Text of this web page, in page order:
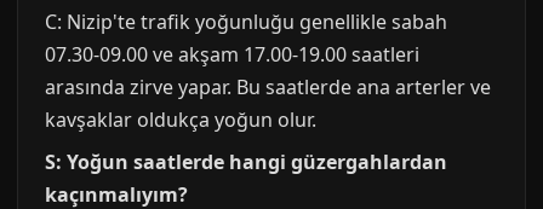
C: Nizip'te trafik yoğunluğu genellikle sabah
07.30-09.00 ve akşam 17.00-19.00 saatleri
arasında zirve yapar. Bu saatlerde ana arterler ve
kavşaklar oldukça yoğun olur.
S: Yoğun saatlerde hangi güzergahlardan
kaçınmalıyım?